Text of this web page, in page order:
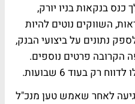
בנקאות בניו יורק,
השווקים נוטים להיות
נתונים על ביצועי הבנק,
הקרובה פרטים נוספים.
רק בעוד 6 שבועות.
לאחר שאמש טען מנכ"ל